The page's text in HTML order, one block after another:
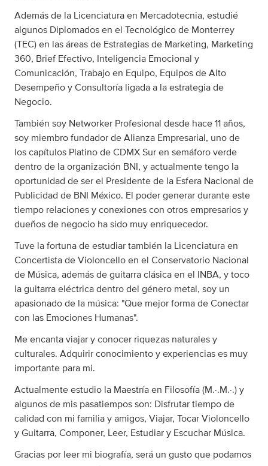
Además de la Licenciatura en Mercadotecnia, estudié
algunos Diplomados en el Tecnológico de Monterrey
(TEC) en las áreas de Estrategias de Marketing, Marketing
360, Brief Efectivo, Inteligencia Emocional y
Comunicación, Trabajo en Equipo, Equipos de Alto
Desempeño y Consultoría ligada a la estrategia de
Negocio.
También soy Networker Profesional desde hace 11 años,
soy miembro fundador de Alianza Empresarial, uno de
los capítulos Platino de CDMX Sur en semáforo verde
dentro de la organización BNI, y actualmente tengo la
oportunidad de ser el Presidente de la Esfera Nacional de
Publicidad de BNI México. El poder generar durante este
tiempo relaciones y conexiones con otros empresarios y
dueños de negocio ha sido muy enriquecedor.
Tuve la fortuna de estudiar también la Licenciatura en
Concertista de Violoncello en el Conservatorio Nacional
de Música, además de guitarra clásica en el INBA, y toco
la guitarra eléctrica dentro del género metal, soy un
apasionado de la música: "Que mejor forma de Conectar
con las Emociones Humanas".
Me encanta viajar y conocer riquezas naturales y
culturales. Adquirir conocimiento y experiencias es muy
importante para mi.
Actualmente estudio la Maestría en Filosofía (M.·.M.·.) y
algunos de mis pasatiempos son: Disfrutar tiempo de
calidad con mi familia y amigos, Viajar, Tocar Violoncello
y Guitarra, Componer, Leer, Estudiar y Escuchar Música.
Gracias por leer mi biografía, será un gusto que podamos